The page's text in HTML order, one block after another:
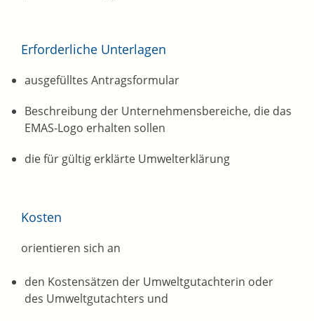
Erforderliche Unterlagen
ausgefülltes Antragsformular
Beschreibung der Unternehmensbereiche, die das
EMAS-Logo erhalten sollen
die für gültig erklärte Umwelterklärung
Kosten
orientieren sich an
den Kostensätzen der Umweltgutachterin oder
des Umweltgutachters und